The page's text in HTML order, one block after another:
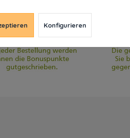
Konfigurieren